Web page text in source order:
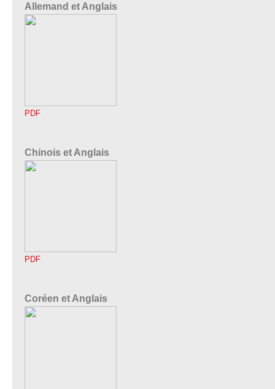
Allemand et Anglais
PDF
Chinois et Anglais
PDF
Coréen et Anglais